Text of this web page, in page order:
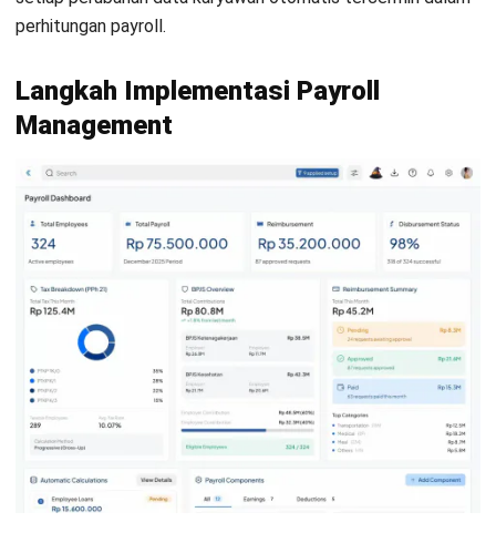
Mengimplementasikan payroll management yang efektif
sesuai dengan kebutuhan perusahaan dan mematuhi regulasi
yang berlaku. Berikut adalah langkah-langkah penting dalam
implementasi payroll management:
1. Analisis kebutuhan perusahaan
Langkah pertama dalam implementasi payroll management
penggajian. Hal ini mencakup memahami jumlah karyawan,
struktur gaji, jenis tunjangan, sistem bonus, jam kerja, lembur,
dan komponen lainnya.
Analisis ini juga perlu mempertimbangkan regulasi
ketenagakerjaan dan perpajakan yang berlaku di wilayah
operasi perusahaan. Dengan mengetahui kebutuhan spesifik
ini, perusahaan dapat merancang sistem payroll yang paling